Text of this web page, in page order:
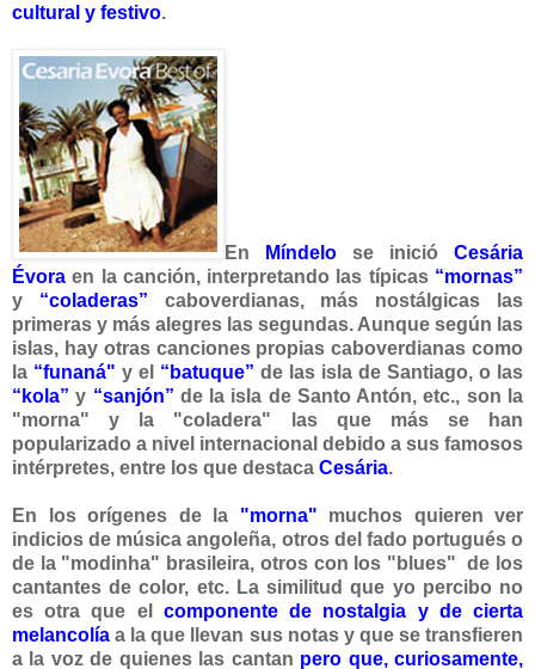
cultural y festivo.
En Míndelo se inició Cesária
Évora en la canción, interpretando las típicas “mornas”
y “coladeras” caboverdianas, más nostálgicas las
primeras y más alegres las segundas. Aunque según las
islas, hay otras canciones propias caboverdianas como
la “funaná" y el “batuque” de las isla de Santiago, o las
“kola” y “sanjón” de la isla de Santo Antón, etc., son la
"morna" y la "coladera" las que más se han
popularizado a nivel internacional debido a sus famosos
intérpretes, entre los que destaca Cesária.
En los orígenes de la "morna" muchos quieren ver
indicios de música angoleña, otros del fado portugués o
de la "modinha" brasileira, otros con los "blues" de los
cantantes de color, etc. La similitud que yo percibo no
es otra que el componente de nostalgia y de cierta
melancolía a la que llevan sus notas y que se transfieren
a la voz de quienes las cantan pero que, curiosamente,